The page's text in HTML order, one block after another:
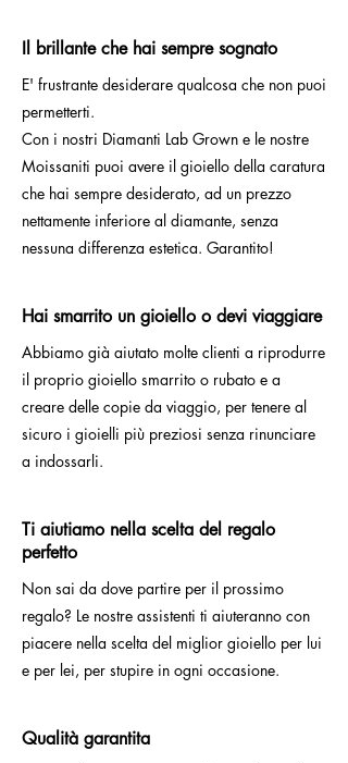
Il brillante che hai sempre sognato
E' frustrante desiderare qualcosa che non puoi
permetterti.
Con i nostri Diamanti Lab Grown e le nostre
Moissaniti puoi avere il gioiello della caratura
che hai sempre desiderato, ad un prezzo
nettamente inferiore al diamante, senza
nessuna differenza estetica. Garantito!
Hai smarrito un gioiello o devi viaggiare
Abbiamo già aiutato molte clienti a riprodurre
il proprio gioiello smarrito o rubato e a
creare delle copie da viaggio, per tenere al
sicuro i gioielli più preziosi senza rinunciare
a indossarli.
Ti aiutiamo nella scelta del regalo
perfetto
Non sai da dove partire per il prossimo
regalo? Le nostre assistenti ti aiuteranno con
piacere nella scelta del miglior gioiello per lui
e per lei, per stupire in ogni occasione.
Qualità garantita